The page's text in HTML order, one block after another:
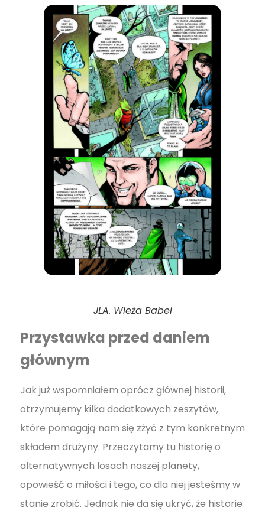
JLA. Wieża Babel
Przystawka przed daniem
głównym
Jak już wspomniałem oprócz głównej historii,
otrzymujemy kilka dodatkowych zeszytów,
które pomagają nam się zżyć z tym konkretnym
składem drużyny. Przeczytamy tu historię o
alternatywnych losach naszej planety,
opowieść o miłości i tego, co dla niej jesteśmy w
stanie zrobić. Jednak nie da się ukryć, że historie